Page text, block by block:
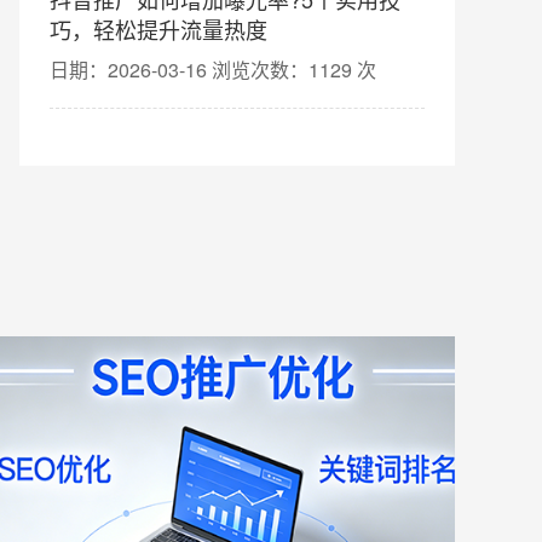
巧，轻松提升流量热度
日期：2026-03-16 浏览次数：1129 次